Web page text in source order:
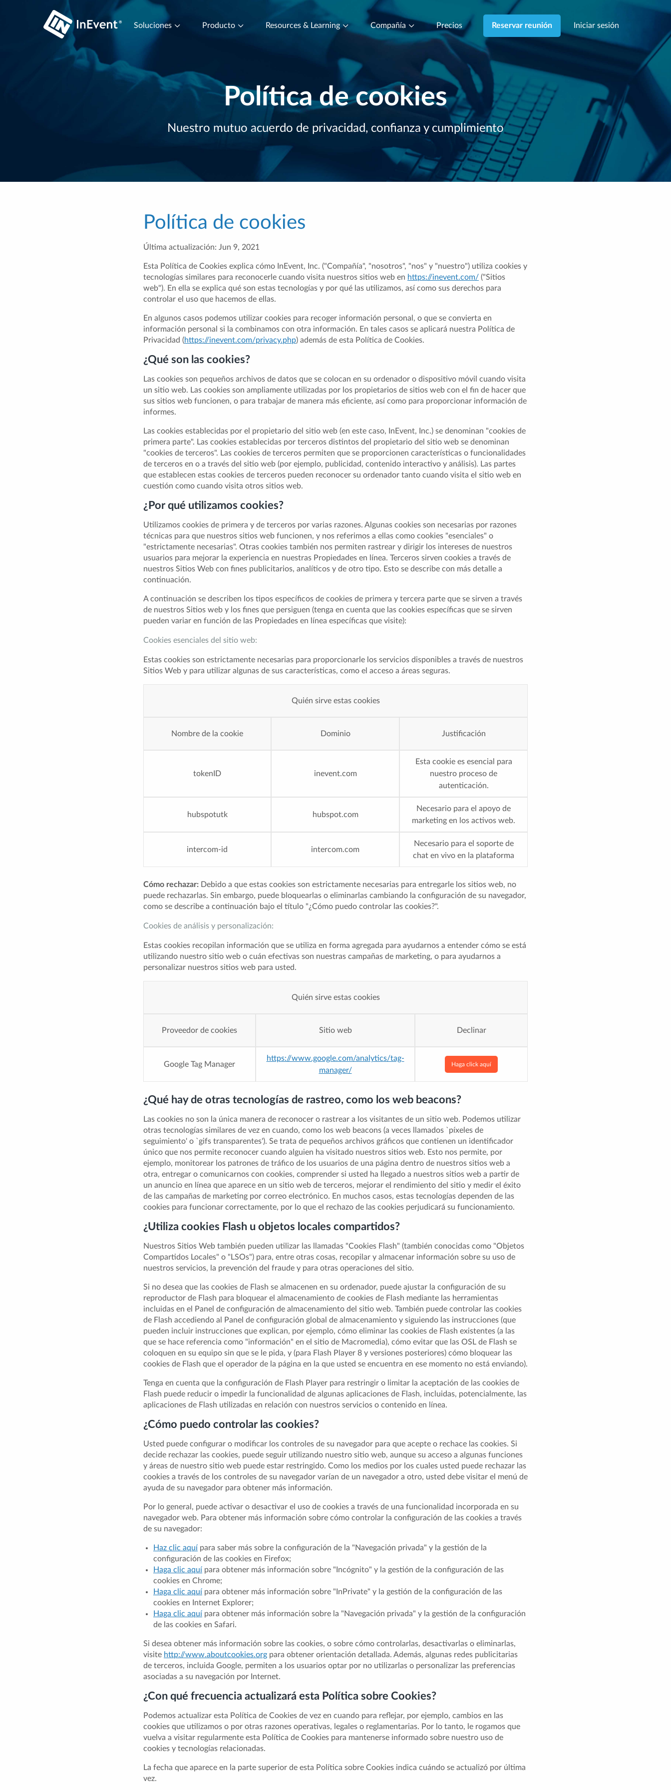
Soluciones Producto Resources & Learning Compañía Precios Reservar reunión Iniciar sesión
Política de cookies
Nuestro mutuo acuerdo de privacidad, confianza y cumplimiento
Política de cookies
Última actualización: Jun 9, 2021
Esta Política de Cookies explica cómo InEvent, Inc. ("Compañía", "nosotros", "nos" y "nuestro") utiliza cookies y
tecnologías similares para reconocerle cuando visita nuestros sitios web en https://inevent.com/ ("Sitios
web"). En ella se explica qué son estas tecnologías y por qué las utilizamos, así como sus derechos para
controlar el uso que hacemos de ellas.
En algunos casos podemos utilizar cookies para recoger información personal, o que se convierta en
información personal si la combinamos con otra información. En tales casos se aplicará nuestra Política de
Privacidad (https://inevent.com/privacy.php) además de esta Política de Cookies.
¿Qué son las cookies?
Las cookies son pequeños archivos de datos que se colocan en su ordenador o dispositivo móvil cuando visita
un sitio web. Las cookies son ampliamente utilizadas por los propietarios de sitios web con el fin de hacer que
sus sitios web funcionen, o para trabajar de manera más eficiente, así como para proporcionar información de
informes.
Las cookies establecidas por el propietario del sitio web (en este caso, InEvent, Inc.) se denominan "cookies de
primera parte". Las cookies establecidas por terceros distintos del propietario del sitio web se denominan
"cookies de terceros". Las cookies de terceros permiten que se proporcionen características o funcionalidades
de terceros en o a través del sitio web (por ejemplo, publicidad, contenido interactivo y análisis). Las partes
que establecen estas cookies de terceros pueden reconocer su ordenador tanto cuando visita el sitio web en
cuestión como cuando visita otros sitios web.
¿Por qué utilizamos cookies?
Utilizamos cookies de primera y de terceros por varias razones. Algunas cookies son necesarias por razones
técnicas para que nuestros sitios web funcionen, y nos referimos a ellas como cookies "esenciales" o
"estrictamente necesarias". Otras cookies también nos permiten rastrear y dirigir los intereses de nuestros
usuarios para mejorar la experiencia en nuestras Propiedades en línea. Terceros sirven cookies a través de
nuestros Sitios Web con fines publicitarios, analíticos y de otro tipo. Esto se describe con más detalle a
continuación.
A continuación se describen los tipos específicos de cookies de primera y tercera parte que se sirven a través
de nuestros Sitios web y los fines que persiguen (tenga en cuenta que las cookies específicas que se sirven
pueden variar en función de las Propiedades en línea específicas que visite):
Cookies esenciales del sitio web:
Estas cookies son estrictamente necesarias para proporcionarle los servicios disponibles a través de nuestros
Sitios Web y para utilizar algunas de sus características, como el acceso a áreas seguras.
Quién sirve estas cookies
Nombre de la cookie Dominio Justificación
tokenID inevent.com
Esta cookie es esencial para
nuestro proceso de
autenticación.
hubspotutk hubspot.com
Necesario para el apoyo de
marketing en los activos web.
intercom-id intercom.com
Necesario para el soporte de
chat en vivo en la plataforma
Cómo rechazar: Debido a que estas cookies son estrictamente necesarias para entregarle los sitios web, no
puede rechazarlas. Sin embargo, puede bloquearlas o eliminarlas cambiando la configuración de su navegador,
como se describe a continuación bajo el título "¿Cómo puedo controlar las cookies?".
Cookies de análisis y personalización:
Estas cookies recopilan información que se utiliza en forma agregada para ayudarnos a entender cómo se está
utilizando nuestro sitio web o cuán efectivas son nuestras campañas de marketing, o para ayudarnos a
personalizar nuestros sitios web para usted.
Quién sirve estas cookies
Proveedor de cookies Sitio web Declinar
Google Tag Manager
https://www.google.com/analytics/tag-
manager/
Haga click aquí
¿Qué hay de otras tecnologías de rastreo, como los web beacons?
Las cookies no son la única manera de reconocer o rastrear a los visitantes de un sitio web. Podemos utilizar
otras tecnologías similares de vez en cuando, como los web beacons (a veces llamados `píxeles de
seguimiento' o `gifs transparentes'). Se trata de pequeños archivos gráficos que contienen un identificador
único que nos permite reconocer cuando alguien ha visitado nuestros sitios web. Esto nos permite, por
ejemplo, monitorear los patrones de tráfico de los usuarios de una página dentro de nuestros sitios web a
otra, entregar o comunicarnos con cookies, comprender si usted ha llegado a nuestros sitios web a partir de
un anuncio en línea que aparece en un sitio web de terceros, mejorar el rendimiento del sitio y medir el éxito
de las campañas de marketing por correo electrónico. En muchos casos, estas tecnologías dependen de las
cookies para funcionar correctamente, por lo que el rechazo de las cookies perjudicará su funcionamiento.
¿Utiliza cookies Flash u objetos locales compartidos?
Nuestros Sitios Web también pueden utilizar las llamadas "Cookies Flash" (también conocidas como "Objetos
Compartidos Locales" o "LSOs") para, entre otras cosas, recopilar y almacenar información sobre su uso de
nuestros servicios, la prevención del fraude y para otras operaciones del sitio.
Si no desea que las cookies de Flash se almacenen en su ordenador, puede ajustar la configuración de su
reproductor de Flash para bloquear el almacenamiento de cookies de Flash mediante las herramientas
incluidas en el Panel de configuración de almacenamiento del sitio web. También puede controlar las cookies
de Flash accediendo al Panel de configuración global de almacenamiento y siguiendo las instrucciones (que
pueden incluir instrucciones que explican, por ejemplo, cómo eliminar las cookies de Flash existentes (a las
que se hace referencia como "información" en el sitio de Macromedia), cómo evitar que las OSL de Flash se
coloquen en su equipo sin que se le pida, y (para Flash Player 8 y versiones posteriores) cómo bloquear las
cookies de Flash que el operador de la página en la que usted se encuentra en ese momento no está enviando).
Tenga en cuenta que la configuración de Flash Player para restringir o limitar la aceptación de las cookies de
Flash puede reducir o impedir la funcionalidad de algunas aplicaciones de Flash, incluidas, potencialmente, las
aplicaciones de Flash utilizadas en relación con nuestros servicios o contenido en línea.
¿Cómo puedo controlar las cookies?
Usted puede configurar o modificar los controles de su navegador para que acepte o rechace las cookies. Si
decide rechazar las cookies, puede seguir utilizando nuestro sitio web, aunque su acceso a algunas funciones
y áreas de nuestro sitio web puede estar restringido. Como los medios por los cuales usted puede rechazar las
cookies a través de los controles de su navegador varían de un navegador a otro, usted debe visitar el menú de
ayuda de su navegador para obtener más información.
Por lo general, puede activar o desactivar el uso de cookies a través de una funcionalidad incorporada en su
navegador web. Para obtener más información sobre cómo controlar la configuración de las cookies a través
de su navegador:
Haz clic aquí para saber más sobre la configuración de la "Navegación privada" y la gestión de la
configuración de las cookies en Firefox;
Haga clic aquí para obtener más información sobre "Incógnito" y la gestión de la configuración de las
cookies en Chrome;
Haga clic aquí para obtener más información sobre "InPrivate" y la gestión de la configuración de las
cookies en Internet Explorer;
Haga clic aquí para obtener más información sobre la "Navegación privada" y la gestión de la configuración
de las cookies en Safari.
Si desea obtener más información sobre las cookies, o sobre cómo controlarlas, desactivarlas o eliminarlas,
visite http://www.aboutcookies.org para obtener orientación detallada. Además, algunas redes publicitarias
de terceros, incluida Google, permiten a los usuarios optar por no utilizarlas o personalizar las preferencias
asociadas a su navegación por Internet.
¿Con qué frecuencia actualizará esta Política sobre Cookies?
Podemos actualizar esta Política de Cookies de vez en cuando para reflejar, por ejemplo, cambios en las
cookies que utilizamos o por otras razones operativas, legales o reglamentarias. Por lo tanto, le rogamos que
vuelva a visitar regularmente esta Política de Cookies para mantenerse informado sobre nuestro uso de
cookies y tecnologías relacionadas.
La fecha que aparece en la parte superior de esta Política sobre Cookies indica cuándo se actualizó por última
vez.